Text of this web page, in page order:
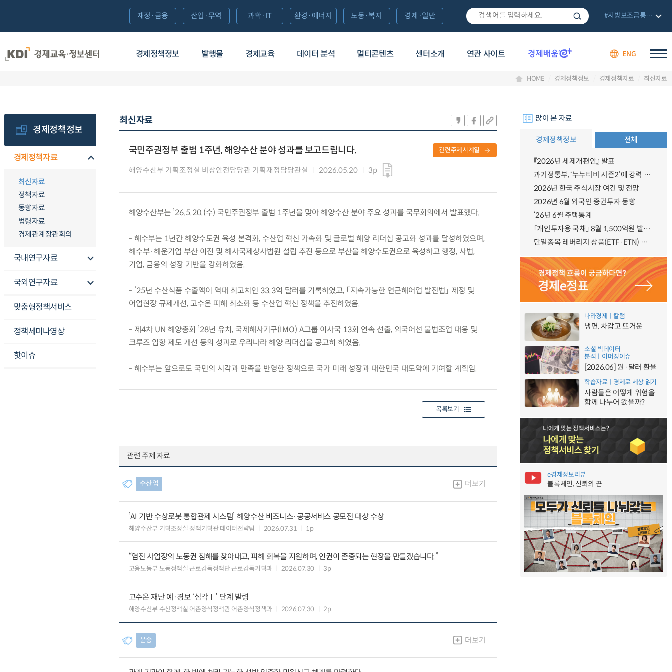
경제정책정보 발행물 경제교육 데이터 분석 멀티콘텐츠 센터소개 연관 사이트 ENG
재정·금융 산업·무역 과학·IT 환경·에너지 노동·복지 경제·일반 #지방보조금통합관리망
HOME 경제정책정보 경제정책자료 최신자료
경제정책정보
경제정책자료
최신자료
정책자료
동향자료
법령자료
경제관계장관회의
국내연구자료
국외연구자료
맞춤형정책서비스
정책세미나영상
핫이슈
최신자료
국민주권정부 출범 1주년, 해양수산 분야 성과를 보고드립니다.
해양수산부 기획조정실 비상안전담당관 기획재정담당관실 2026.05.20 3p
관련주제시계열
해양수산부는 ’26.5.20.(수) 국민주권정부 출범 1주년을 맞아 해양수산 분야 주요 성과를 국무회의에서 발표했다.
- 해수부는 1년간 해양수도권 육성 본격화, 수산업 혁신 가속화 및 글로벌 해양 리더십 공고화 성과를 달성하였으며,
해수부·해운기업 부산 이전 및 해사국제상사법원 설립 추진 등으로 부산을 해양수도권으로 육성하고 행정, 사법,
기업, 금융의 성장 기반을 강화하였음.
- ’25년 수산식품 수출액이 역대 최고치인 33.3억 달러를 기록하였고, 「지속가능한 연근해어업 발전법」 제정 및
어업현장 규제개선, 고수온 피해 최소화 등 수산업 혁신 정책을 추진하였음.
- 제4차 UN 해양총회 ’28년 유치, 국제해사기구(IMO) A그룹 이사국 13회 연속 선출, 외국어선 불법조업 대응 및
크루즈 입항 제도 개선 등의 성과로 우리나라 해양 리더십을 공고히 하였음.
- 해수부는 앞으로도 국민의 시각과 만족을 반영한 정책으로 국가 미래 성장과 대한민국 대도약에 기여할 계획임.
목록보기
관련 주제 자료
수산업 더보기
’AI 기반 수상로봇 통합관제 시스템’ 해양수산 비즈니스·공공서비스 공모전 대상 수상
해양수산부 기획조정실 정책기획관 데이터전략팀 2026.07.31 1p
“염전 사업장의 노동권 침해를 찾아내고, 피해 회복을 지원하며, 인권이 존중되는 현장을 만들겠습니다.”
고용노동부 노동정책실 근로감독정책단 근로감독기획과 2026.07.30 3p
고수온 재난 예·경보 ‘심각Ⅰ’ 단계 발령
해양수산부 수산정책실 어촌양식정책관 어촌양식정책과 2026.07.30 2p
운송 더보기
많이 본 자료
경제정책정보 전체
『2026년 세제개편안』 발표
과기정통부, ‘누누티비 시즌2’에 강력 대응 의지 밝혀
2026년 한국 주식시장 여건 및 전망
2026년 6월 외국인 증권투자 동향
‘26년 6월 주택통계
「개인투자용 국채」 8월 1,500억원 발행 예정
단일종목 레버리지 상품(ETF·ETN) 기본예탁금 강화 조기시행 방안 안내
나라경제ㅣ칼럼
냉면, 차갑고 뜨거운
소셜 빅데이터
분석ㅣ이머징이슈
[2026.06] 원·달러 환율
학습자료ㅣ경제로 세상 읽기
사람들은 어떻게 위험을
함께 나누어 왔을까?
e경제정보리뷰
블록체인, 신뢰의 끈